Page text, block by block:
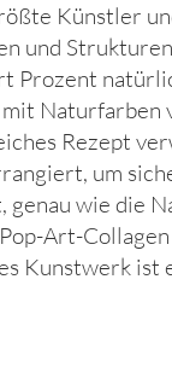
Künstler
und
Prozent
Naturfarben
Rezept
um
wie die
Art-
Kunstwerk ist